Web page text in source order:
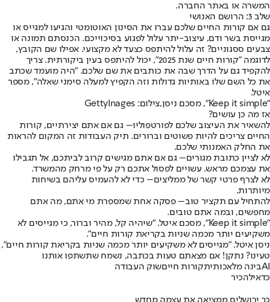
המשרה או באתר החברה.
שלב 3: הרושם האנושי
גם אם קורות החיים שלכם עברו את הסינון האוטומטי והגיעו למגייס או
מגייסת בשר ודם, עיצוב-יתר עלול לפגוע בסיכוייכם. הכנסתם תמונה או
צבעים ססגוניים? זה עלול להיתפס כצעד לא מקצועי. אפילו שם הקובץ,
לדוגמה "קורות חיים שנת 2025", יכול להיתפס בעין ביקורתית. צריך
להקפיד גם על הדרך שבה את כותבים את שם שלכם. "היה מועמד שכתב
את כל השם שלו באותיות גדולות וזה הקפיץ למעלה סימני שאלה", מספר
איטל.
"Keep it simple", מסכם ניסן,צילום: GettyInages
אז מה כן עושים?
להשאיר את העיצוב שלכם לפורטפוליו– גם אם אתם יצירתיים, קורות
החיים צריכים להיות פשוטים וברורים. תיק העבודות זה המקום להראות
את החלק האמנותי שלכם.
לא לציין כתובת מגורים– גם אם אתם מגישים קרוב לביתכם, אל תגבילו
את עצמכם מראש. עשויים לפסול אתכם רק על פי מרחק מהמשרד.
לא לצרף פרטי קשר של ממליצים– כדי לא להעמיס עליהם בשיחות
מיותרות.
להתחיל עם תקציר טוב– פסקה אחת שמספרת מי אתם, מה אתם
מחפשים, ובמה אתם טובים.
"Keep it simple", מסכם איטל. "שיהיה קל, מהיר וברור, כי מגייסים לא
משקיעים יותר מכמה שניות בקריאת קורות חיים".
ניסן איטל. "מגייסים לא משקיעים יותר מכמה שניות בקריאת קורות חיים",
טעינו? נתקן! אם מצאתם טעות בכתבה, נשמח שתשתפו אותנו
AIבינה מלאכותיתקורות חייםשוק העבודה
כדאילהכיר